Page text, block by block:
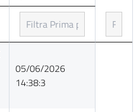
pubblicazione
05/06/2026
14:38:3